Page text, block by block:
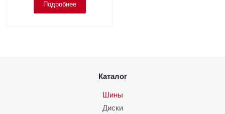
Подробнее
Каталог
Шины
Диски